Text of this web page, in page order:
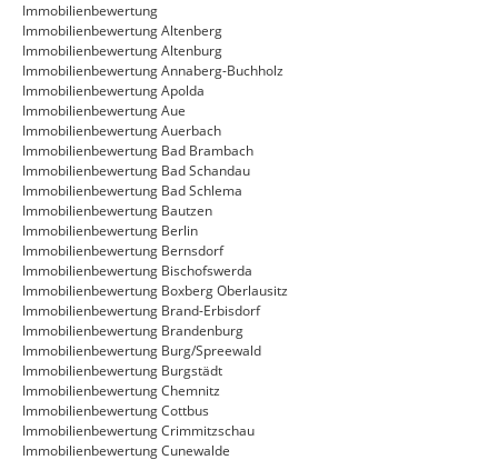
Immobilienbewertung
Immobilienbewertung Altenberg
Immobilienbewertung Altenburg
Immobilienbewertung Annaberg-Buchholz
Immobilienbewertung Apolda
Immobilienbewertung Aue
Immobilienbewertung Auerbach
Immobilienbewertung Bad Brambach
Immobilienbewertung Bad Schandau
Immobilienbewertung Bad Schlema
Immobilienbewertung Bautzen
Immobilienbewertung Berlin
Immobilienbewertung Bernsdorf
Immobilienbewertung Bischofswerda
Immobilienbewertung Boxberg Oberlausitz
Immobilienbewertung Brand-Erbisdorf
Immobilienbewertung Brandenburg
Immobilienbewertung Burg/Spreewald
Immobilienbewertung Burgstädt
Immobilienbewertung Chemnitz
Immobilienbewertung Cottbus
Immobilienbewertung Crimmitzschau
Immobilienbewertung Cunewalde